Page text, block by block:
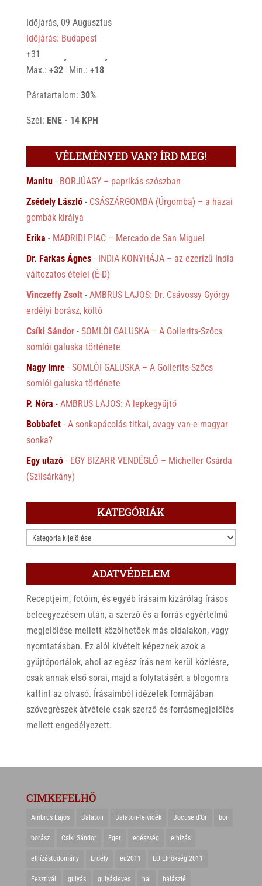
Időjárás, 09 Augusztus
Időjárás: Budapest
+31
Max.: +32
°
Min.: +18
°
Páratartalom: 30%
Szél: ENE - 14 KPH
VÉLEMÉNYED VAN? ÍRD MEG!
Manitu- BORJÚAGY – paprikás szószban
Zsédely László- CSÁSZÁRGOMBA (Úrgomba) – a hazai
gombák királya
Erika - MADRIDI PIAC – Mercado de San Miguel
Dr. Farkas Ágnes- INDIA KONYHÁJA – az ezerízű India
változatos ételei (É-D)
Vinczeffy Zsolt- AMBRUS LAJOS: Dr. Csávossy György
erdélyi borász, költő
Csíki Sándor- SOMLÓI GALUSKA – A Gollerits-Szőcs
somlói galuska története
Nagy Imre- SOMLÓI GALUSKA – A Gollerits-Szőcs
somlói galuska története
P. Nóra - AMBRUS LAJOS: A lepkegyűjtő
Bobbafet- A sonkapácolás titkai, avagy van-e magyar
sonka?
Egy utazó- EGY BIZARR VENDÉGLŐ – Micheller Csárda
(Szilsárkány)
KATEGÓRIÁK
KATEGÓRIÁK
ADATVÉDELEM
Receptjeim, fotóim, és egyéb írásaim kizárólag írásos
beleegyezésem után, a szerző és a forrás egyértelmű
megjelölése mellett közölhetőek más oldalakon, vagy
nyomtatásban. Ez alól kivételt képeznek azok a
gyűjtőportálok, ahol az egész írás nem kerül közlésre,
csak annak első sorai, majd a folytatásért a blogomra
kattint az olvasó. Írásaimból idézetek formájában
szövegrészek átvétele csak szerző és forrásmegjelölés
mellett engedélyezett.
CIMKEFELHŐ
Ambrus Lajos Balaton Balaton-felvidék Bocuse d'Or bor
borász Csíki Sándor Eger egészség elhízás
elhízástudomány Erdély eu2011 EU Elnökség 2011
Fesztivál gulyás gulyásleves hal halászlé